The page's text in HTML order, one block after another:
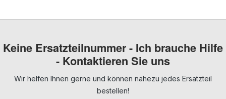
Keine Ersatzteilnummer - Ich brauche Hilfe
- Kontaktieren Sie uns
Wir helfen Ihnen gerne und können nahezu jedes Ersatzteil
bestellen!